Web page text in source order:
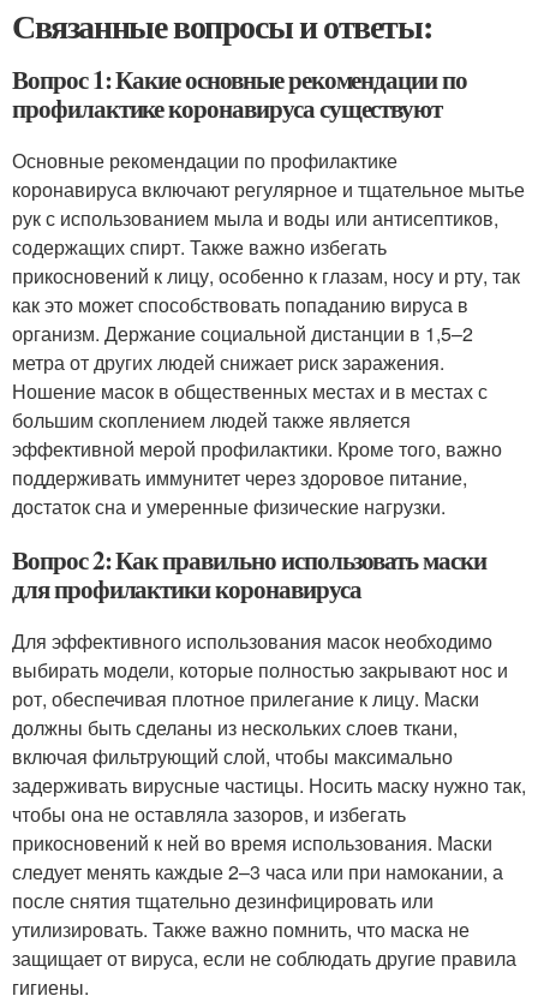
Связанные вопросы и ответы:
Вопрос 1: Какие основные рекомендации по
профилактике коронавируса существуют
Основные рекомендации по профилактике
коронавируса включают регулярное и тщательное мытье
рук с использованием мыла и воды или антисептиков,
содержащих спирт. Также важно избегать
прикосновений к лицу, особенно к глазам, носу и рту, так
как это может способствовать попаданию вируса в
организм. Держание социальной дистанции в 1,5–2
метра от других людей снижает риск заражения.
Ношение масок в общественных местах и в местах с
большим скоплением людей также является
эффективной мерой профилактики. Кроме того, важно
поддерживать иммунитет через здоровое питание,
достаток сна и умеренные физические нагрузки.
Вопрос 2: Как правильно использовать маски
для профилактики коронавируса
Для эффективного использования масок необходимо
выбирать модели, которые полностью закрывают нос и
рот, обеспечивая плотное прилегание к лицу. Маски
должны быть сделаны из нескольких слоев ткани,
включая фильтрующий слой, чтобы максимально
задерживать вирусные частицы. Носить маску нужно так,
чтобы она не оставляла зазоров, и избегать
прикосновений к ней во время использования. Маски
следует менять каждые 2–3 часа или при намокании, а
после снятия тщательно дезинфицировать или
утилизировать. Также важно помнить, что маска не
защищает от вируса, если не соблюдать другие правила
гигиены.